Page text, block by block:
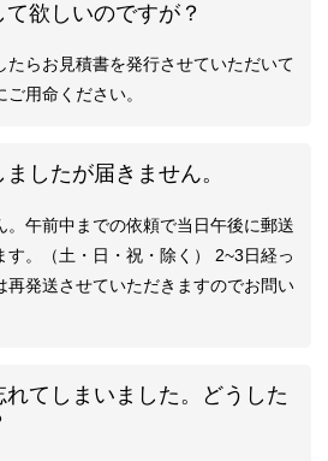
欲しいのですが？
たらお見積書を発行させていただいて
用命ください。
したが届きません。
。午前中までの依頼で当日午後に郵送
す。（土・日・祝・除く） 2~3日経っ
再発送させていただきますのでお問い
てしまいました。どうした